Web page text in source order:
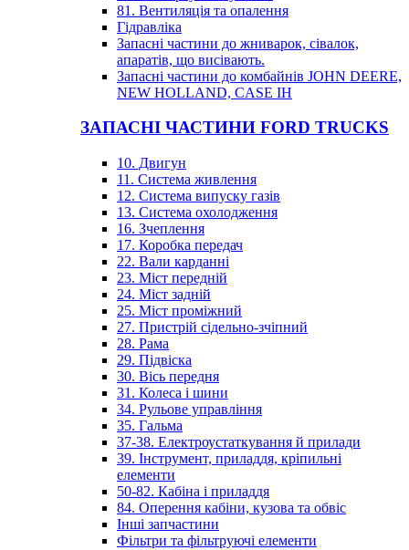
81. Вентиляція та опалення
Гідравліка
Запасні частини до жниварок, сівалок,
апаратів, що висівають.
Запасні частини до комбайнів JOHN DEERE,
NEW HOLLAND, CASE IH
ЗАПАСНІ ЧАСТИНИ FORD TRUCKS
10. Двигун
11. Система живлення
12. Система випуску газів
13. Система охолодження
16. Зчеплення
17. Коробка передач
22. Вали карданні
23. Міст передній
24. Міст задній
25. Міст проміжний
27. Пристрій сідельно-зчіпний
28. Рама
29. Підвіска
30. Вісь передня
31. Колеса і шини
34. Рульове управління
35. Гальма
37-38. Електроустаткування й прилади
39. Інструмент, приладдя, кріпильні
елементи
50-82. Кабіна і приладдя
84. Оперення кабіни, кузова та обвіс
Інші запчастини
Фільтри та фільтруючі елементи